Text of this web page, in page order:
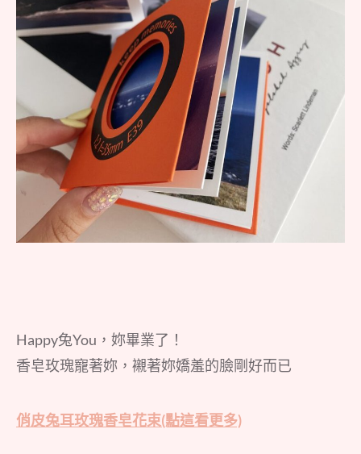
Happy兔You，妳畢業了！
香皂玫瑰寵著妳，襯著妳嬌羞的臉剛好而已
俏皮兔耳玫瑰香皂花束(點這看更多)